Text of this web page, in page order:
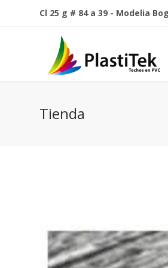
Cl 25 g # 84 a 39 - Modelia
Tienda